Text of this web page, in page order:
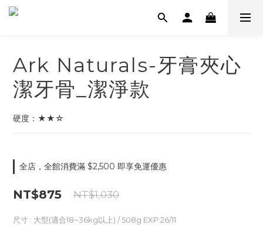
Ark Naturals-牙膏夾心
潔牙骨_潔淨款
硬度：★★☆
全店，全館消費滿 $2,500 即享免運優惠
NT$1,030
NT$875
尺寸 : 大型(適合18~36kg以上) / 508g EXP:26/11